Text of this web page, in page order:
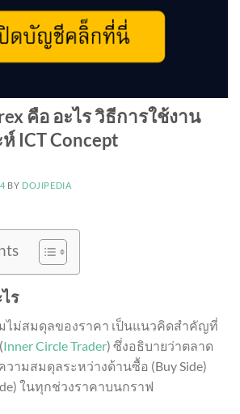
คือ อะไร วิธีการใช้งาน
ICT Concept
BY DOJIPEDIA
ร
ไม่สมดุลของราคา เป็นแนวคิดสำคัญที่
Inner Circle Trader) ซึ่งอธิบายว่าตลาด
ามสมดุลระหว่างด้านซื้อ (Buy Side)
ในทุกช่วงราคาบนกราฟ